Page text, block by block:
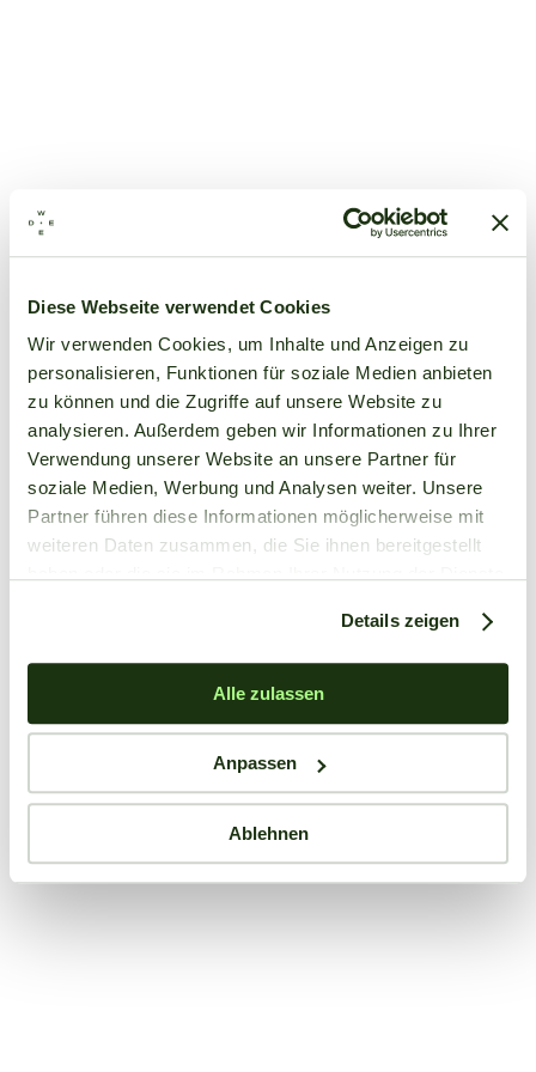
Diese Webseite verwendet Cookies
Wir verwenden Cookies, um Inhalte und Anzeigen zu
personalisieren, Funktionen für soziale Medien anbieten
zu können und die Zugriffe auf unsere Website zu
analysieren. Außerdem geben wir Informationen zu Ihrer
Verwendung unserer Website an unsere Partner für
soziale Medien, Werbung und Analysen weiter. Unsere
Partner führen diese Informationen möglicherweise mit
weiteren Daten zusammen, die Sie ihnen bereitgestellt
Details zeigen
Alle zulassen
Anpassen
Ablehnen